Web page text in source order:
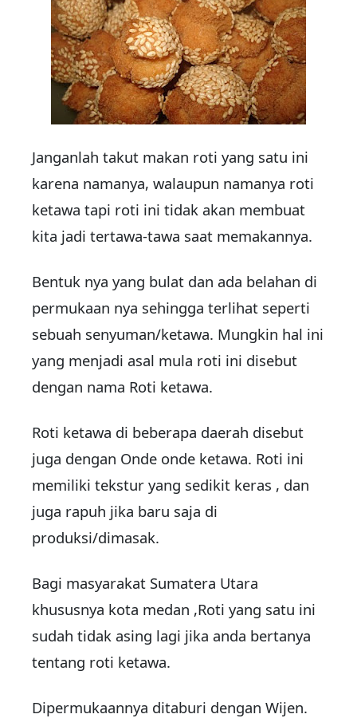
Janganlah takut makan roti yang satu ini
karena namanya, walaupun namanya roti
ketawa tapi roti ini tidak akan membuat
kita jadi tertawa-tawa saat memakannya.
Bentuk nya yang bulat dan ada belahan di
permukaan nya sehingga terlihat seperti
sebuah senyuman/ketawa. Mungkin hal ini
yang menjadi asal mula roti ini disebut
dengan nama Roti ketawa.
Roti ketawa di beberapa daerah disebut
juga dengan Onde onde ketawa. Roti ini
memiliki tekstur yang sedikit keras , dan
juga rapuh jika baru saja di
produksi/dimasak.
Bagi masyarakat Sumatera Utara
khususnya kota medan ,Roti yang satu ini
sudah tidak asing lagi jika anda bertanya
tentang roti ketawa.
Dipermukaannya ditaburi dengan Wijen.